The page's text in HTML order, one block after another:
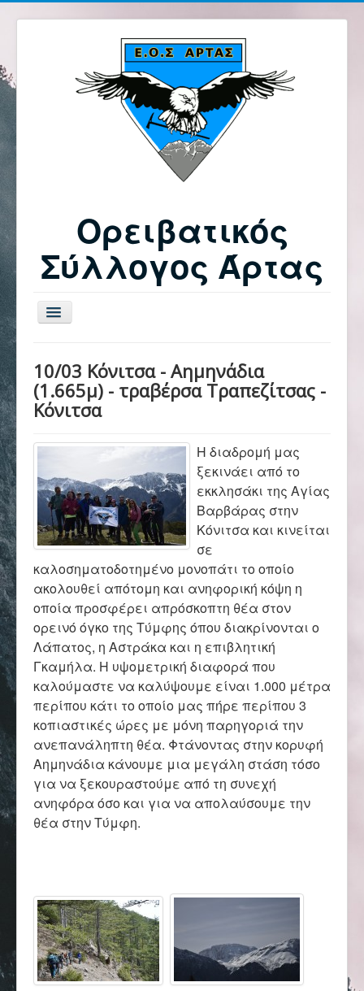
Ορειβατικός
Σύλλογος Άρτας
Εναλλαγή
πλοήγησης
Αρχική
Ορειβασία
Αναρρίχηση
Βουνό και φύση
Φωτο - Video
Επικοινωνία
10/03 Κόνιτσα - Αημηνάδια
(1.665μ) - τραβέρσα Τραπεζίτσας -
Κόνιτσα
Η διαδρομή μας
ξεκινάει από το
εκκλησάκι της Αγίας
Βαρβάρας στην
Κόνιτσα και κινείται
σε
καλοσηματοδοτημένο μονοπάτι το οποίο
ακολουθεί απότομη και ανηφορική κόψη η
οποία προσφέρει απρόσκοπτη θέα στον
ορεινό όγκο της Τύμφης όπου διακρίνονται ο
Λάπατος, η Αστράκα και η επιβλητική
Γκαμήλα. Η υψομετρική διαφορά που
καλούμαστε να καλύψουμε είναι 1.000 μέτρα
περίπου κάτι το οποίο μας πήρε περίπου 3
κοπιαστικές ώρες με μόνη παρηγοριά την
ανεπανάληπτη θέα. Φτάνοντας στην κορυφή
Αημηνάδια κάνουμε μια μεγάλη στάση τόσο
για να ξεκουραστούμε από τη συνεχή
ανηφόρα όσο και για να απολαύσουμε την
θέα στην Τύμφη.